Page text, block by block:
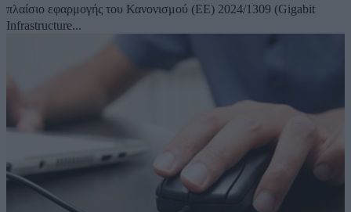
πλαίσιο εφαρμογής του Κανονισμού (ΕΕ) 2024/1309 (Gigabit
Infrastructure...